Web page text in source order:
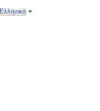
Ελληνικά